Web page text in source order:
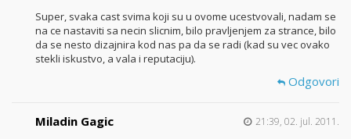
Super, svaka cast svima koji su u ovome ucestvovali, nadam se
na ce nastaviti sa necin slicnim, bilo pravljenjem za strance, bilo
da se nesto dizajnira kod nas pa da se radi (kad su vec ovako
stekli iskustvo, a vala i reputaciju).
Odgovori
Miladin Gagic 21:39, 02. jul. 2011.